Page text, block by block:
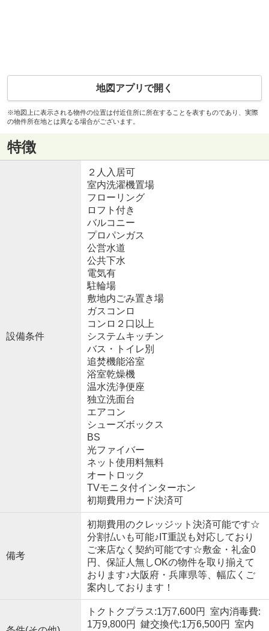
地図アプリで開く
※地図上に表示される物件の位置は付近住所に所在することを表すものであり、実際
の物件所在地とは異なる場合がございます。
特徴
設備条件
２人入居可
室内洗濯機置場
フローリング
ロフト付き
バルコニー
プロパンガス
公営水道
公共下水
電気有
駐輪場
敷地内ごみ置き場
ガスコンロ
コンロ２口以上
システムキッチン
バス・トイレ別
追焚機能浴室
浴室乾燥機
温水洗浄便座
独立洗面台
エアコン
シューズボックス
BS
光ファイバー
ネット使用料無料
オートロック
TVモニタ付インターホン
初期費用カード決済可
備考
初期費用のクレッジット決済可能です☆
分割払いも可能♪IT重説も対応しており
ご来店なく契約可能です☆敷金・礼金0
円、保証人無しOKの物件を取り揃えて
おります♪大阪府・兵庫県等、幅広くご
案内しております！
トクトクプラス:1万7,600円 室内消毒費:
1万9,800円 鍵交換代:1万6,500円 室内